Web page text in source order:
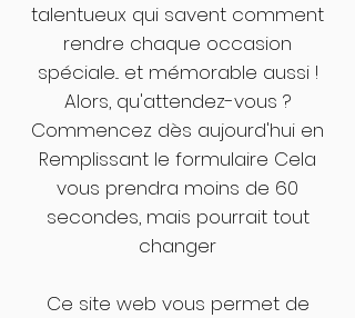
talentueux qui savent comment
rendre chaque occasion
spéciale... et mémorable aussi !
Alors, qu'attendez-vous ?
Commencez dès aujourd'hui en
Remplissant le formulaire Cela
vous prendra moins de 60
secondes, mais pourrait tout
changer
Ce site web vous permet de